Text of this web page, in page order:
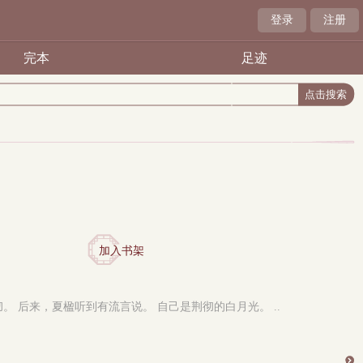
登录 注册
完本 足迹
加入书架
后来，夏楹听到有流言说。 自己是荆彻的白月光。 ..